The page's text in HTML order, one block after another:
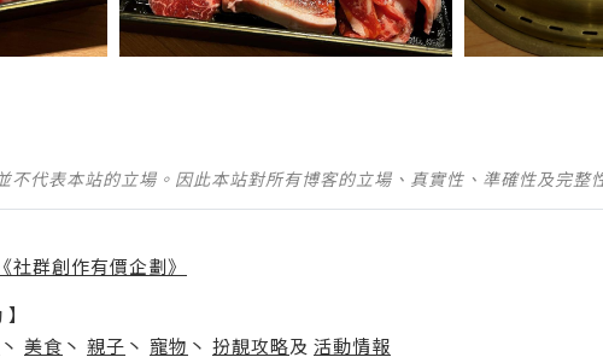
不代表本站的立場。因此本站對所有博客的立場、真實性、準確性及完整
社群創作有價企劃》
丶 美食 丶 親子 丶 寵物 丶 扮靚攻略及 活動情報